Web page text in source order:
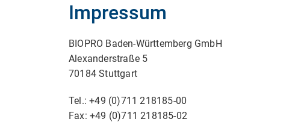
Impressum
BIOPRO Baden-Württemberg GmbH
Alexanderstraße 5
70184 Stuttgart
Tel.: +49 (0)711 218185-00
Fax: +49 (0)711 218185-02